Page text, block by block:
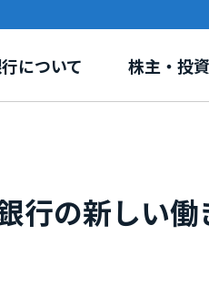
行の新しい
ガバナンス グループ
について
電子公告
SBI新生銀
株主・投
り組み イニシアティブ